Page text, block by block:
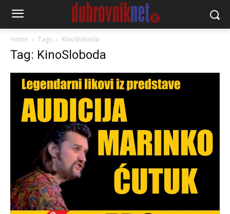
Home Tags KinoSloboda
Tag: KinoSloboda